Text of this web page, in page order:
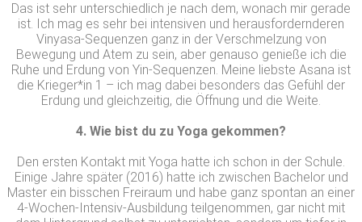
Das ist sehr unterschiedlich je nach dem, wonach mir gerade
ist. Ich mag es sehr bei intensiven und herausfordernderen
Vinyasa-Sequenzen ganz in der Verschmelzung von
Bewegung und Atem zu sein, aber genauso genieße ich die
Ruhe und Erdung von Yin-Sequenzen. Meine liebste Asana ist
die Krieger*in 1 – ich mag dabei besonders das Gefühl der
Erdung und gleichzeitig, die Öffnung und die Weite.
4. Wie bist du zu Yoga gekommen?
Den ersten Kontakt mit Yoga hatte ich schon in der Schule.
Einige Jahre später (2016) hatte ich zwischen Bachelor und
Master ein bisschen Freiraum und habe ganz spontan an einer
4-Wochen-Intensiv-Ausbildung teilgenommen, gar nicht mit